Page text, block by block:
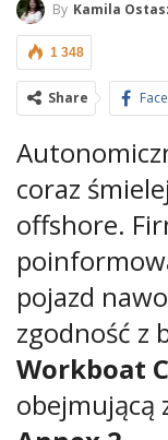
By Kamila
1 348
Share
coraz
offshore.
pojazd
zgodność z
Workboat
obejmującą